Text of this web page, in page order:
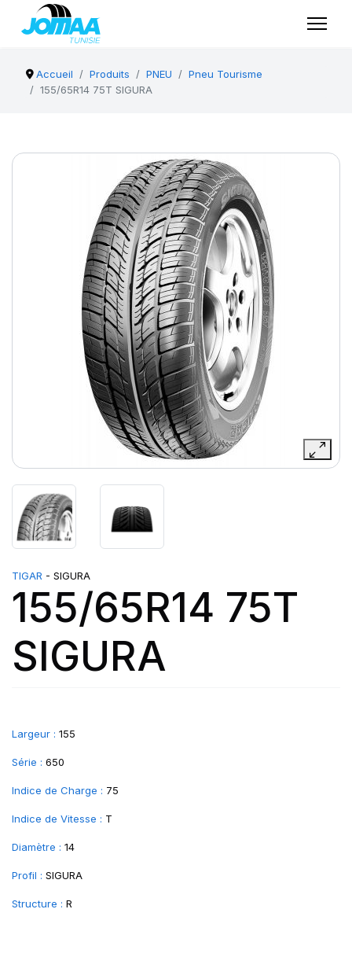
Accueil Produits PNEU
Pneu Tourisme
155/65R14 75T SIGURA
TIGAR - SIGURA
155/65R14 75T
SIGURA
Largeur : 155
Série : 650
Indice de Charge : 75
Indice de Vitesse : T
Diamètre : 14
Profil : SIGURA
Structure : R